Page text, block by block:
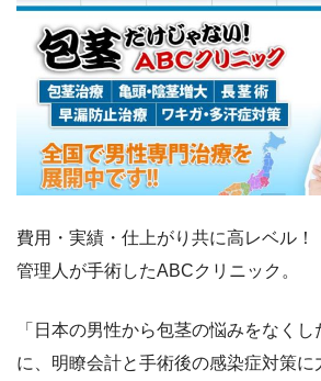
費用・実績・仕上がり共に高レベル！
管理人が手術したABCクリニック。
「日本の男性から包茎の悩みをなく
に、明瞭会計と手術後の感染症対策